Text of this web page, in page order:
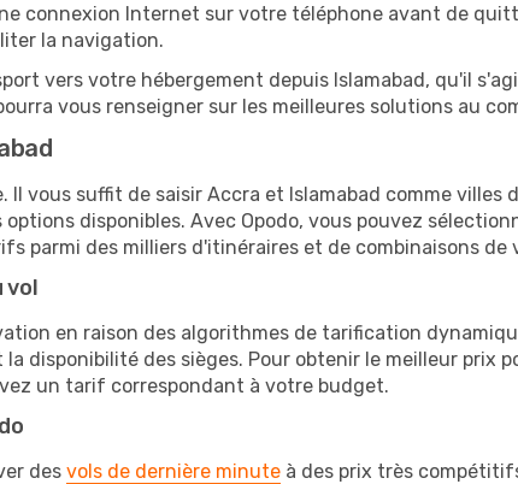
connexion Internet sur votre téléphone avant de
la navigation.
vers votre hébergement depuis Islamabad, qu'il
vous renseigner sur les meilleures solutions au
Il vous suffit de saisir Accra et Islamabad comme villes
disponibles. Avec Opodo, vous pouvez
parmi des milliers d'itinéraires et de combinaisons de
vol
en raison des algorithmes de tarification
disponibilité des sièges. Pour obtenir le meilleur prix
un tarif correspondant à votre budget.
des vols de dernière minute à des prix très